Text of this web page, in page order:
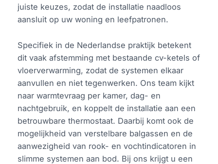
juiste keuzes, zodat de installatie naadloos
aansluit op uw woning en leefpatronen.
Specifiek in de Nederlandse praktijk betekent
dit vaak afstemming met bestaande cv-ketels of
vloerverwarming, zodat de systemen elkaar
aanvullen en niet tegenwerken. Ons team kijkt
naar warmtevraag per kamer, dag- en
nachtgebruik, en koppelt de installatie aan een
betrouwbare thermostaat. Daarbij komt ook de
mogelijkheid van verstelbare balgassen en de
aanwezigheid van rook- en vochtindicatoren in
slimme systemen aan bod. Bij ons krijgt u een